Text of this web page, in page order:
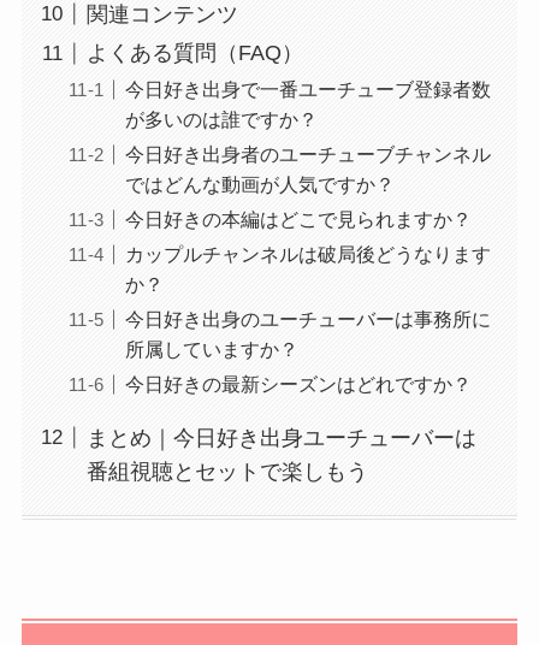
関連コンテンツ
よくある質問（FAQ）
今日好き出身で一番ユーチューブ登録者数
が多いのは誰ですか？
今日好き出身者のユーチューブチャンネル
ではどんな動画が人気ですか？
今日好きの本編はどこで見られますか？
カップルチャンネルは破局後どうなります
か？
今日好き出身のユーチューバーは事務所に
所属していますか？
今日好きの最新シーズンはどれですか？
まとめ｜今日好き出身ユーチューバーは
番組視聴とセットで楽しもう